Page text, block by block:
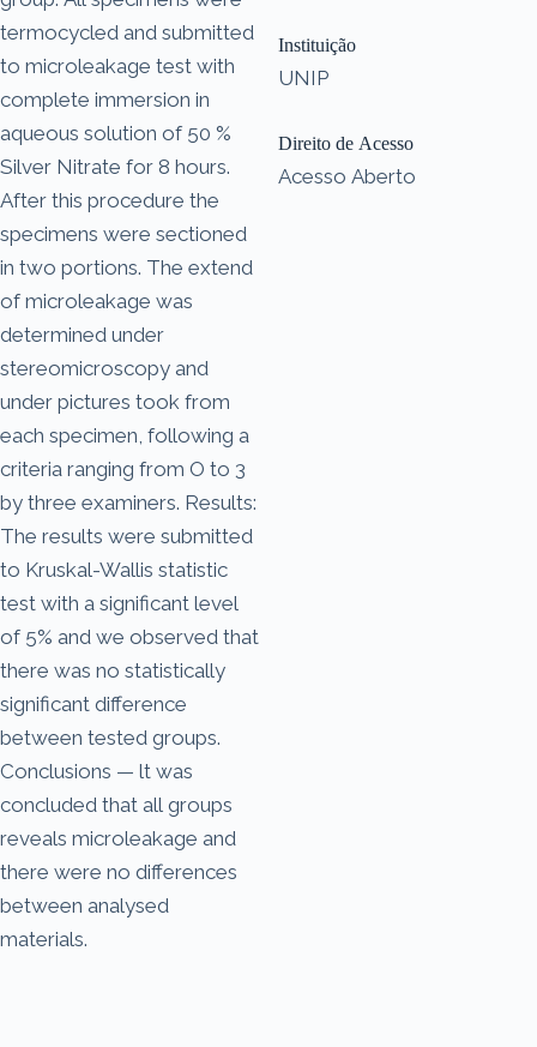
termocycled and submitted
to microleakage test with
complete immersion in
aqueous solution of 50 %
Silver Nitrate for 8 hours.
After this procedure the
specimens were sectioned
in two portions. The extend
of microleakage was
determined under
stereomicroscopy and
under pictures took from
each specimen, following a
criteria ranging from O to 3
by three examiners. Results:
The results were submitted
to Kruskal-Wallis statistic
test with a significant level
of 5% and we observed that
there was no statistically
significant difference
between tested groups.
Conclusions — lt was
concluded that all groups
reveals microleakage and
there were no differences
between analysed
materials.
Instituição
UNIP
Direito de Acesso
Acesso Aberto